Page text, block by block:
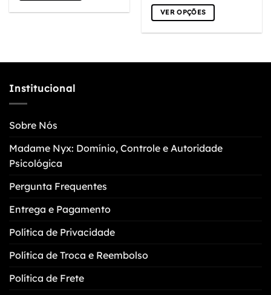
R$291,90
opções
podem
ser
escolhidas
página
do
produto
VER OPÇÕES
várias
na
Institucional
Sobre Nós
Madame Nyx: Domínio, Controle e Autoridade
Psicológica
Pergunta Frequentes
Entrega e Pagamento
Política de Privacidade
Política de Troca e Reembolso
Política de Frete